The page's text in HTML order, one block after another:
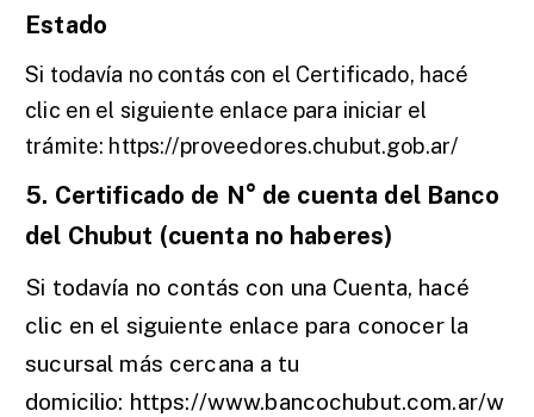
Estado
Si todavía no contás con el Certificado, hacé
clic en el siguiente enlace para iniciar el
trámite: https://proveedores.chubut.gob.ar/
5. Certificado de N° de cuenta del Banco
del Chubut (cuenta no haberes)
Si todavía no contás con una Cuenta, hacé
clic en el siguiente enlace para conocer la
sucursal más cercana a tu
domicilio: https://www.bancochubut.com.ar/w